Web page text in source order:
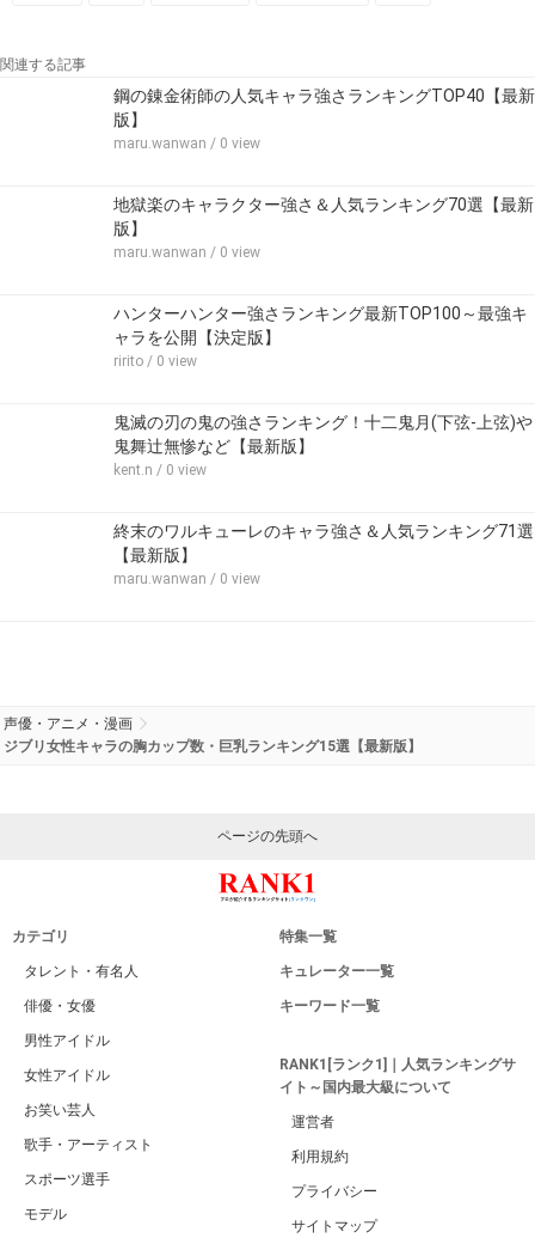
関連する記事
鋼の錬金術師の人気キャラ強さランキングTOP40【最新
版】
maru.wanwan / 0 view
地獄楽のキャラクター強さ＆人気ランキング70選【最新
版】
maru.wanwan / 0 view
ハンターハンター強さランキング最新TOP100～最強キ
ャラを公開【決定版】
ririto / 0 view
鬼滅の刃の鬼の強さランキング！十二鬼月(下弦-上弦)や
鬼舞辻無惨など【最新版】
kent.n / 0 view
終末のワルキューレのキャラ強さ＆人気ランキング71選
【最新版】
maru.wanwan / 0 view
声優・アニメ・漫画
ジブリ女性キャラの胸カップ数・巨乳ランキング15選【最新版】
ページの先頭へ
カテゴリ
タレント・有名人
俳優・女優
男性アイドル
女性アイドル
お笑い芸人
歌手・アーティスト
スポーツ選手
モデル
特集一覧
キュレーター一覧
キーワード一覧
RANK1[ランク1]｜人気ランキングサ
イト～国内最大級について
運営者
利用規約
プライバシー
サイトマップ